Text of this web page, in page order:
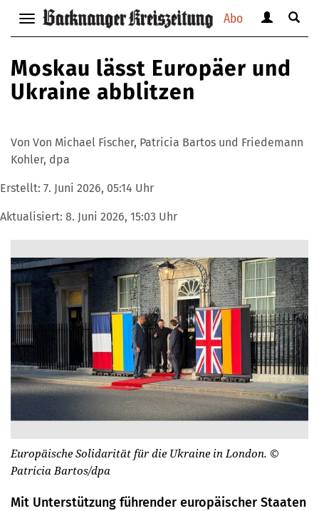
Abo
Navigation
anzeigen
verbergen
anzeigen
verbergen
Suche
Moskau lässt Europäer und
Ukraine abblitzen
Von Von Michael Fischer, Patricia Bartos und Friedemann
Kohler, dpa
Erstellt: 7. Juni 2026, 05:14 Uhr
Aktualisiert: 8. Juni 2026, 15:03 Uhr
Europäische Solidarität für die Ukraine in London. ©
Patricia Bartos/dpa
Mit Unterstützung führender europäischer Staaten